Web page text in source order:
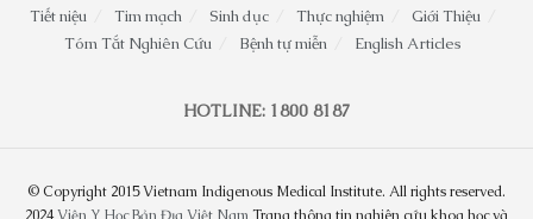
Tiết niệu
Tim mạch Sinh dục Thực nghiệm
Giới Thiệu
Tóm Tắt Nghiên Cứu
Bệnh tự miễn English Articles
HOTLINE: 1800 8187
© Copyright 2015 Vietnam Indigenous Medical Institute. All rights reserved.
2024Viện Y Học Bản Địa Việt Nam Trang thông tin nghiên cứu khoa học và